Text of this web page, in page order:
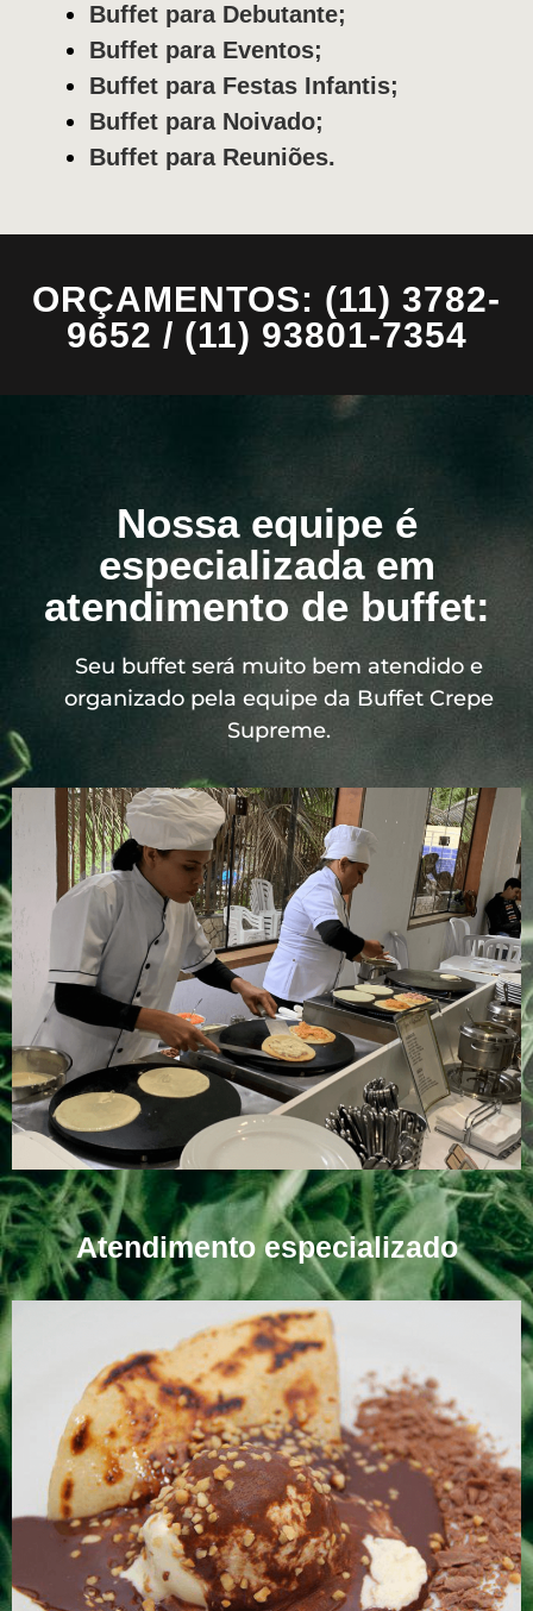
Buffet para Debutante;
Buffet para Eventos;
Buffet para Festas Infantis;
Buffet para Noivado;
Buffet para Reuniões.
ORÇAMENTOS: (11) 3782-
9652 / (11) 93801-7354
Nossa equipe é
especializada em
atendimento de buffet:
Seu buffet será muito bem atendido e
organizado pela equipe da Buffet Crepe
Supreme.
Atendimento especializado